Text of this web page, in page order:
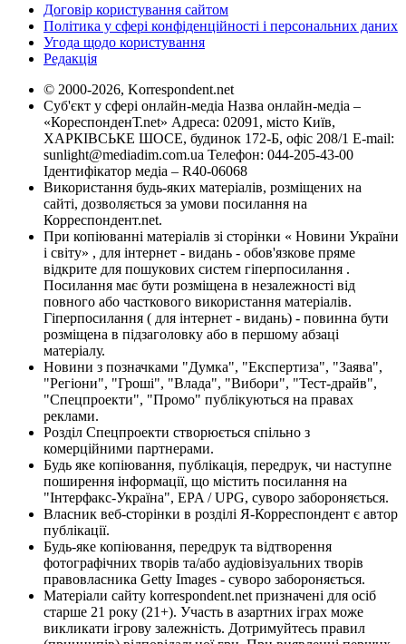
Договір користування сайтом
Політика у сфері конфіденційності і персональних даних
Угода щодо користування
Редакція
© 2000-2026, Korrespondent.net
Суб'єкт у сфері онлайн-медіа Назва онлайн-медіа –
«КореспонденТ.net» Адреса: 02091, місто Київ,
ХАРКІВСЬКЕ ШОСЕ, будинок 172-Б, офіс 208/1 E-mail:
sunlight@mediadim.com.ua Телефон: 044-205-43-00
Ідентифікатор медіа – R40-06068
Використання будь-яких матеріалів, розміщених на
сайті, дозволяється за умови посилання на
Корреспондент.net.
При копіюванні матеріалів зі сторінки « Новини України
і світу» , для інтернет - видань - обов'язкове пряме
відкрите для пошукових систем гіперпосилання .
Посилання має бути розміщена в незалежності від
повного або часткового використання матеріалів.
Гіперпосилання ( для інтернет - видань) - повинна бути
розміщена в підзаголовку або в першому абзаці
матеріалу.
Новини з позначками "Думка", "Експертиза", "Заява",
"Регіони", "Гроші", "Влада", "Вибори", "Тест-драйв",
"Спецпроекти", "Промо" публікуються на правах
реклами.
Розділ Спецпроекти створюється спільно з
комерційними партнерами.
Будь яке копіювання, публікація, передрук, чи наступне
поширення інформації, що містить посилання на
"Інтерфакс-Україна", EPA / UPG, суворо забороняється.
Власник веб-сторінки в розділі Я-Корреспондент є автор
публікації.
Будь-яке копіювання, передрук та відтворення
фотографічних творів та/або аудіовізуальних творів
правовласника Getty Images - суворо забороняється.
Матеріали сайту korrespondent.net призначені для осіб
старше 21 року (21+). Участь в азартних іграх може
викликати ігрову залежність. Дотримуйтесь правил